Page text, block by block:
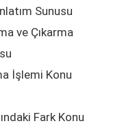
Sunusu
ve Çıkarma
İşlemi Konu
Fark Konu